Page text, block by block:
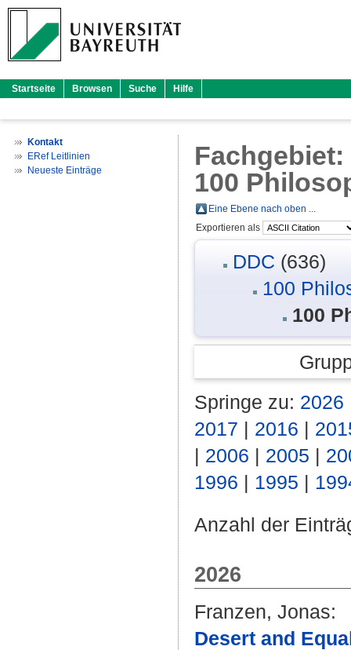
Startseite Browsen Suche Hilfe
Kontakt
ERef Leitlinien
Neueste Einträge
Fachgebiet:
100
Eine Ebene nach oben ...
Exportieren als
DDC (636)
100
100
Springe zu: 2026
2017 | 2016 |
| 2006 | 2005 |
1996 | 1995 |
Anzahl der
2026
Franzen, Jonas:
Desert and